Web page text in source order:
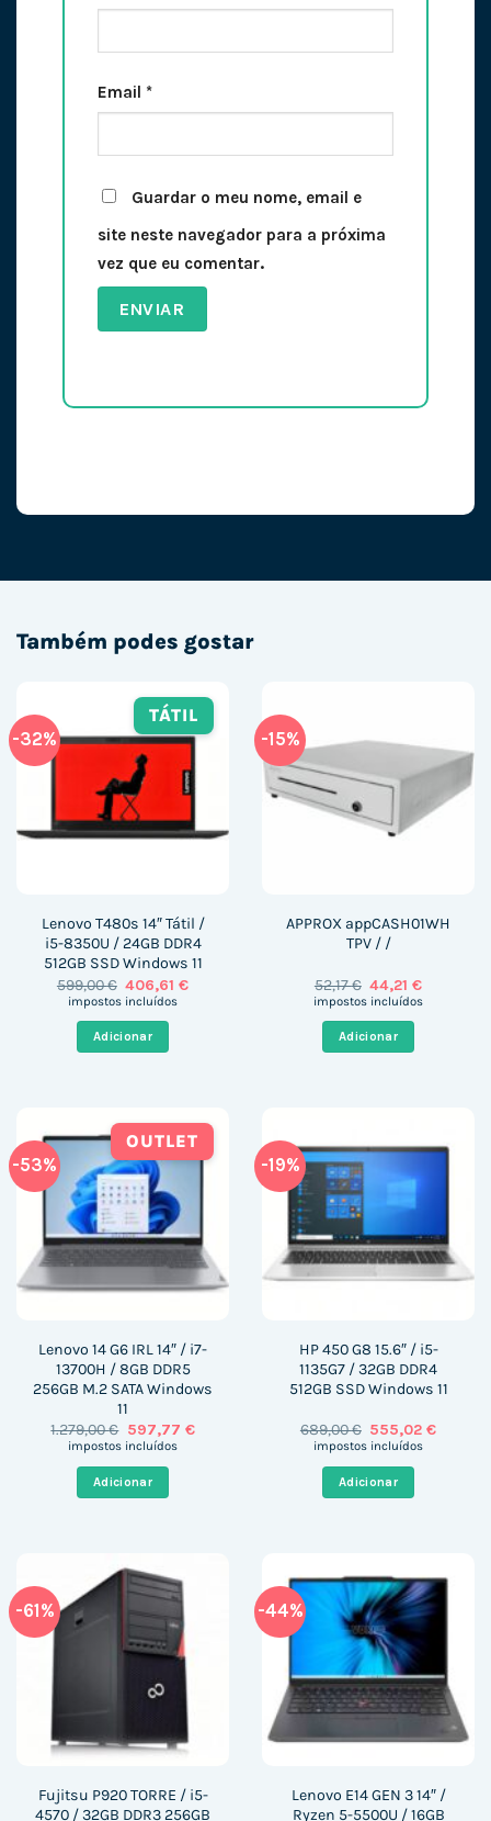
Email *
Guardar o meu nome, email e
site neste navegador para a próxima
vez que eu comentar.
Também podes gostar
-32%
TÁTIL
Lenovo T480s 14″ Tátil /
i5-8350U / 24GB DDR4
512GB SSD Windows 11
599,00€ O
preço
era:
599,00 €.
406,61€O
impostos incluídos
Adicionar
-15%
APPROX appCASH01WH
TPV / /
52,17€ O
preço
era:
52,17 €.
44,21€O
preço
impostos incluídos
Adicionar
-53%
OUTLET
Lenovo 14 G6 IRL 14″ / i7-
13700H / 8GB DDR5
256GB M.2 SATA Windows
11
1.279,00€ O
preço
1.279,00 €.
597,77 €O
impostos incluídos
Adicionar
-19%
HP 450 G8 15.6″ / i5-
1135G7 / 32GB DDR4
512GB SSD Windows 11
689,00€ O
preço
689,00 €.
555,02€O
impostos incluídos
Adicionar
-61%
Fujitsu P920 TORRE / i5-
4570 / 32GB DDR3 256GB
-44%
Lenovo E14 GEN 3 14″ /
Ryzen 5-5500U / 16GB